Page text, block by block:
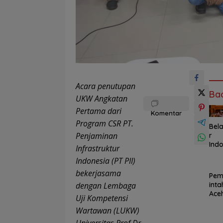
Acara penutupan
UKW Angkatan
Pertama dari
Program CSR PT.
Penjaminan
Infrastruktur
Indonesia (PT PII)
bekerjasama
dengan Lembaga
Uji Kompetensi
Wartawan (LUKW)
Komentar
r
Desa: